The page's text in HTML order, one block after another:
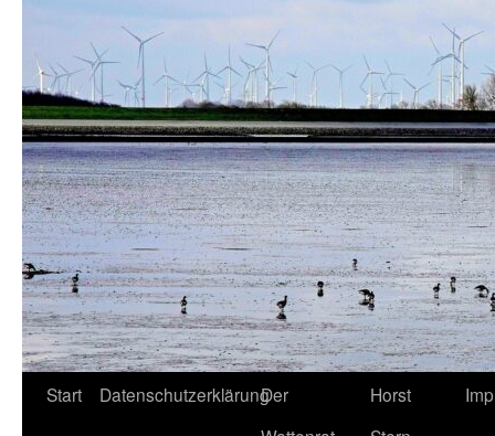
Start DatenschutzerklärungDer
Horst